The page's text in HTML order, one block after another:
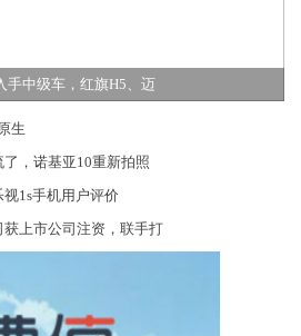
手中级车，红旗H5、迈
生
，诺基亚10重新拍照
1s手机用户评价
上市公司注资，联手打